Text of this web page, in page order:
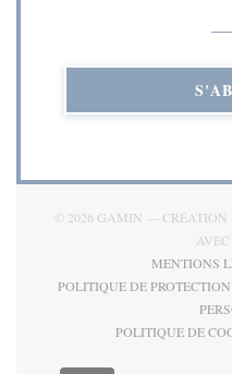
© 2026 GAMIN — CRÉATION
AVEC
MENTIONS
POLITIQUE DE
POLITIQUE DE